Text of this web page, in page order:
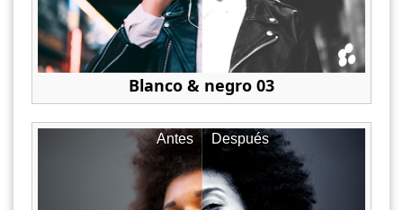
Blanco & negro 03
Después
Antes